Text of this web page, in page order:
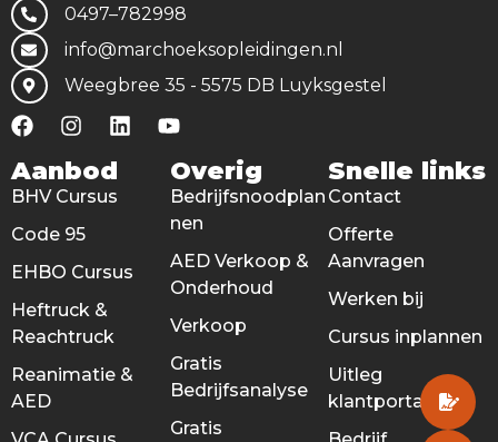
0497–782998
info@marchoeksopleidingen.nl
Weegbree 35 - 5575 DB Luyksgestel
Aanbod
BHV Cursus
Code 95
EHBO Cursus
Heftruck &
Reachtruck
Reanimatie &
AED
Overig
Bedrijfsnoodplan
nen
AED Verkoop &
Onderhoud
Verkoop
Gratis
Bedrijfsanalyse
Gratis
Snelle links
Contact
Offerte
Aanvragen
Werken bij
Cursus inplannen
Uitleg
klantportaal